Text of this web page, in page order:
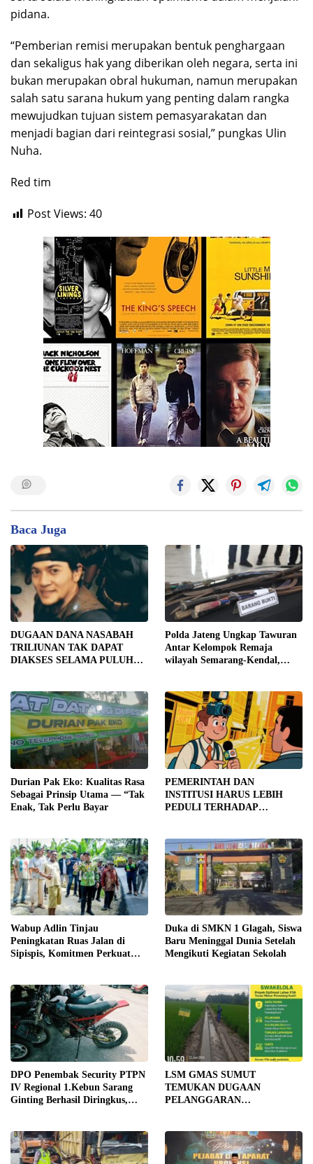
pidana.
“Pemberian remisi merupakan bentuk penghargaan
dan sekaligus hak yang diberikan oleh negara, serta ini
bukan merupakan obral hukuman, namun merupakan
salah satu sarana hukum yang penting dalam rangka
mewujudkan tujuan sistem pemasyarakatan dan
menjadi bagian dari reintegrasi sosial,” pungkas Ulin
Nuha.
Red tim
Post Views: 40
Baca Juga
DUGAAN DANA NASABAH
TRILIUNAN TAK DAPAT
DIAKSES SELAMA PULUHAN
TRANSPARANSI DAN
PEMERIKSAAN
MENYELURUH
Polda Jateng Ungkap Tawuran
Antar Kelompok Remaja
wilayah Semarang-Kendal,
Durian Pak Eko: Kualitas Rasa
Sebagai Prinsip Utama — “Tak
Enak, Tak Perlu Bayar
PEMERINTAH DAN
INSTITUSI HARUS LEBIH
PEDULI TERHADAP
Wabup Adlin Tinjau
Peningkatan Ruas Jalan di
Sipispis, Komitmen Perkuat
Duka di SMKN 1 Glagah, Siswa
Baru Meninggal Dunia Setelah
Mengikuti Kegiatan Sekolah
DPO Penembak Security PTPN
IV Regional 1.Kebun Sarang
Ginting Berhasil Diringkus,
LSM GMAS SUMUT
TEMUKAN DUGAAN
PELANGGARAN
DIBORONGKAN KE PIHAK
LUAR DESA, PEKERJA